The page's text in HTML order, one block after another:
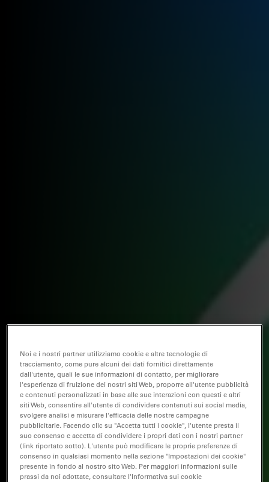
Noi e i nostri partner utilizziamo cookie e altre tecnologie di
tracciamento, come pure alcuni dei dati fornitici direttamente
dall'utente, quali le sue informazioni di contatto, per migliorare
l'esperienza di fruizione dei nostri siti Web, proporre all'utente pubblicità
e contenuti personalizzati in base alle sue interazioni con questi e altri
siti Web, consentire all'utente di condividere contenuti sui social media,
svolgere analisi e misurare l'efficacia delle nostre campagne
pubblicitarie. Facendo clic su "Accetta tutti i cookie", l'utente presta il
suo consenso e accetta di condividere i propri dati con i nostri partner
(link riportato sotto). L'utente può modificare le proprie preferenze di
consenso in qualsiasi momento nella sezione "Impostazioni dei cookie"
presente in fondo al nostro sito Web. Per maggiori informazioni sulle
prassi da noi adottate, consultare l'Informativa sui cookie